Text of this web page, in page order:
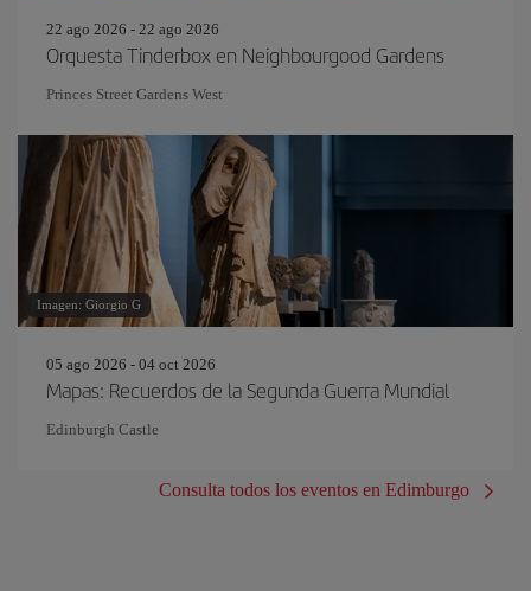
22 ago 2026 - 22 ago 2026
Orquesta Tinderbox en Neighbourgood Gardens
Princes Street Gardens West
Imagen: Giorgio G
05 ago 2026 - 04 oct 2026
Mapas: Recuerdos de la Segunda Guerra Mundial
Edinburgh Castle
Consulta todos los eventos en Edimburgo